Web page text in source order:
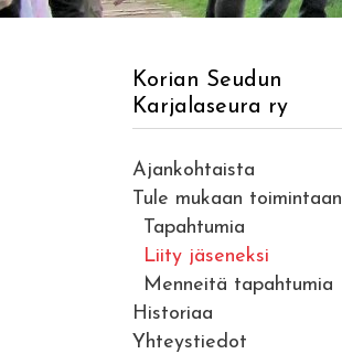
Korian Seudun
Karjalaseura ry
Ajankohtaista
Tule mukaan toimintaan
Tapahtumia
Liity jäseneksi
Menneitä tapahtumia
Historiaa
Yhteystiedot